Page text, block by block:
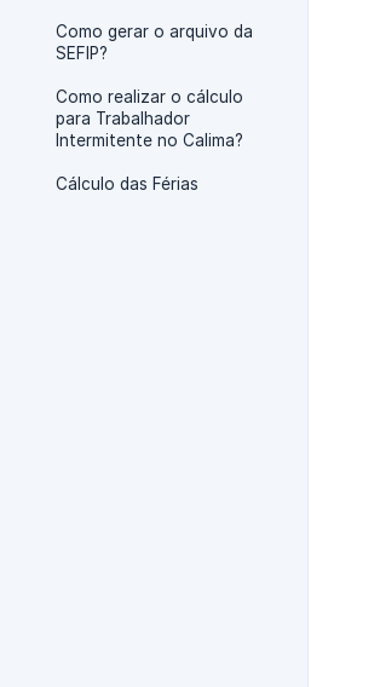
Como gerar o arquivo da
SEFIP?
Como realizar o cálculo
para Trabalhador
Intermitente no Calima?
Cálculo das Férias